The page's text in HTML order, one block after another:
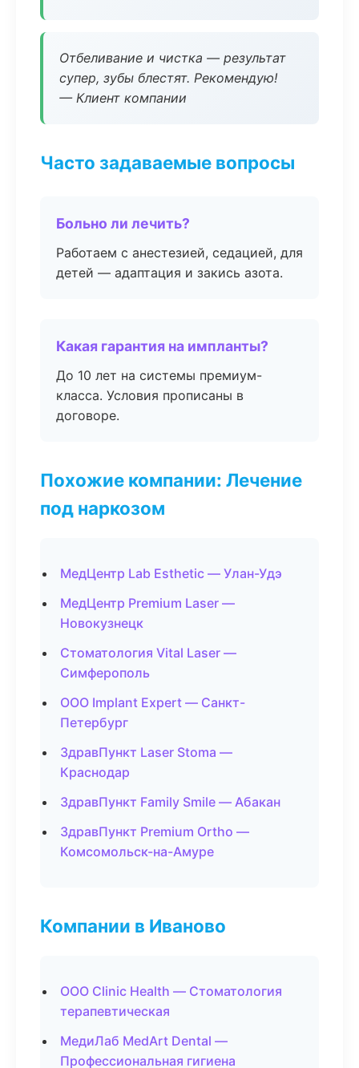
Отбеливание и чистка — результат
супер, зубы блестят. Рекомендую!
— Клиент компании
Часто задаваемые вопросы
Больно ли лечить?
Работаем с анестезией, седацией, для
детей — адаптация и закись азота.
Какая гарантия на импланты?
До 10 лет на системы премиум-
класса. Условия прописаны в
договоре.
Похожие компании: Лечение
под наркозом
МедЦентр Lab Esthetic — Улан-Удэ
МедЦентр Premium Laser —
Новокузнецк
Стоматология Vital Laser —
Симферополь
ООО Implant Expert — Санкт-
Петербург
ЗдравПункт Laser Stoma —
Краснодар
ЗдравПункт Family Smile — Абакан
ЗдравПункт Premium Ortho —
Комсомольск-на-Амуре
Компании в Иваново
ООО Clinic Health — Стоматология
терапевтическая
МедиЛаб MedArt Dental —
Профессиональная гигиена